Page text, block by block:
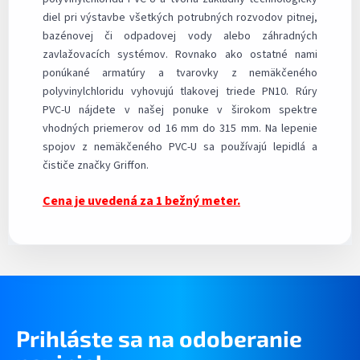
diel pri výstavbe všetkých potrubných rozvodov pitnej,
bazénovej či odpadovej vody alebo záhradných
zavlažovacích systémov. Rovnako ako ostatné nami
ponúkané armatúry a tvarovky z nemäkčeného
polyvinylchloridu vyhovujú tlakovej triede PN10. Rúry
PVC-U nájdete v našej ponuke v širokom spektre
vhodných priemerov od 16 mm do 315 mm. Na lepenie
spojov z nemäkčeného PVC-U sa používajú lepidlá a
čističe značky Griffon.
Cena je uvedená za 1 bežný meter.
Prihláste sa na odoberanie